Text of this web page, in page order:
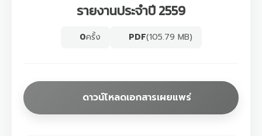
รายงานประจำปี 2559
0ครั้ง PDF(105.79 MB)
ดาวน์โหลดเอกสารเผยแพร่